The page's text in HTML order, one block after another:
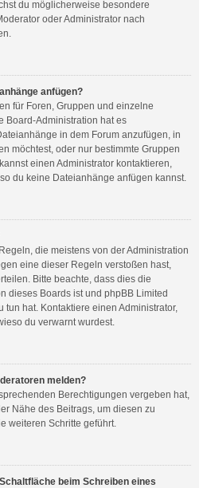
du möglicherweise besondere
oder Administrator nach
anfügen?
für Foren, Gruppen und einzelne
Board-Administration hat es
in dem Forum anzufügen, in
möchtest, oder nur bestimmte Gruppen
einen Administrator kontaktieren,
du keine Dateianhänge anfügen kannst.
die meistens von der Administration
eine dieser Regeln verstoßen hast,
Bitte beachte, dass dies die
dieses Boards ist und phpBB Limited
tun hat. Kontaktiere einen Administrator,
du verwarnt wurdest.
melden?
Berechtigungen vergeben hat,
Nähe des Beitrags, um diesen zu
weiteren Schritte geführt.
beim Schreiben eines